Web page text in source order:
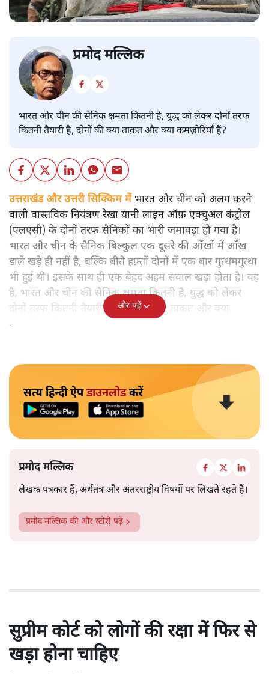
प्रमोद मल्लिक
भारत और चीन की सैनिक क्षमता कितनी है, युद्ध को लेकर दोनों तरफ
कितनी तैयारी है, दोनों की क्या ताक़त और क्या कमज़ोरियाँ हैं?
उत्तराखंड और उत्तरी सिक्किम मेंभारत और चीन को अलग करने
वाली वास्तविक नियंत्रण रेखा यानी लाइन ऑफ़ एक्चुअल कंट्रोल
(एलएसी) के दोनों तरफ सैनिकों का भारी जमावड़ा हो गया है।
भारत और चीन के सैनिक बिल्कुल एक दूसरे की आँखों में आँख
डाले खड़े ही नहीं है, बल्कि बीते हफ़्तों दोनों में एक बार गुत्थमगुत्था
भी हुई थी। इसके साथ ही एक बेहद अहम सवाल खड़ा होता है। वह
है, भारत और चीन की सैनिक क्षमता कितनी है, युद्ध को लेकर
दोनों तरफ कितनी तैयारी है, दोनों की क्या ताक़त और क्या
कमज़ोरियाँ हैं?
और पढ़ें
सत्य हिन्दी ऐपडाउनलोडकरें
प्रमोद मल्लिक
लेखक पत्रकार हैं, अर्थतंत्र और अंतरराष्ट्रीय विषयों पर लिखते रहते हैं।
प्रमोद मल्लिक की और स्टोरी पढ़ें
सुप्रीम कोर्ट को लोगों की रक्षा में फिर से
खड़ा होना चाहिए